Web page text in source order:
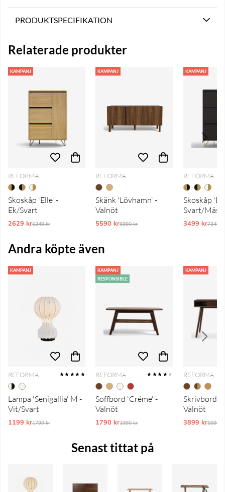
PRODUKTSPECIFIKATION
Relaterade produkter
KAMPANJ
REFORMA
Skoskåp 'Elle' -
Ek/Svart
2629 krOrdinarie pris:
5249 kr
KAMPANJ
REFORMA
Skänk 'Lövhamn' -
Valnöt
5590 krOrdinarie pris:
6990 kr
KAMPANJ
REFORMA
Skoskåp
Svart/
3499 kr7349 kr
Andra köpte även
KAMPANJ
REFORMA ★★★★★
Lampa 'Senigallia' M -
Vit/Svart
1199 krOrdinarie pris:
1799 kr
KAMPANJ
RESPONSIBLE
REFORMA ★★★★★
Soffbord 'Créme' -
Valnöt
1790 krOrdinarie pris:
1990 kr
KAMPANJ
REFORMA
Skrivbord
Valnöt
3899 kr5990 kr
Senast tittat på